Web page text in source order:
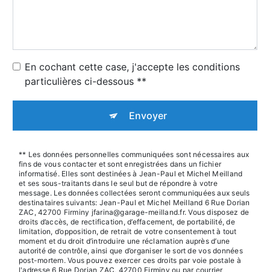
En cochant cette case, j'accepte les conditions
particulières ci-dessous **
Envoyer
** Les données personnelles communiquées sont nécessaires aux
fins de vous contacter et sont enregistrées dans un fichier
informatisé. Elles sont destinées à Jean-Paul et Michel Meilland
et ses sous-traitants dans le seul but de répondre à votre
message. Les données collectées seront communiquées aux seuls
destinataires suivants: Jean-Paul et Michel Meilland 6 Rue Dorian
ZAC, 42700 Firminy jfarina@garage-meilland.fr. Vous disposez de
droits d’accès, de rectification, d’effacement, de portabilité, de
limitation, d’opposition, de retrait de votre consentement à tout
moment et du droit d’introduire une réclamation auprès d’une
autorité de contrôle, ainsi que d’organiser le sort de vos données
post-mortem. Vous pouvez exercer ces droits par voie postale à
l'adresse 6 Rue Dorian ZAC, 42700 Firminy ou par courrier